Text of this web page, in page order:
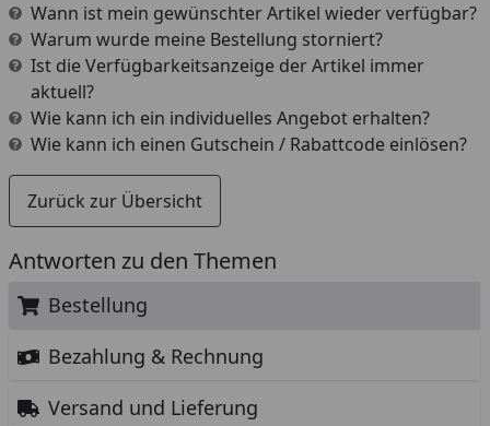
Antworten zu den Themen
Bestellung
Bezahlung & Rechnung
Versand und Lieferung
Wann ist mein gewünschter Artikel wieder verfügbar?
Warum wurde meine Bestellung storniert?
Ist die Verfügbarkeitsanzeige der Artikel immer
aktuell?
Wie kann ich ein individuelles Angebot erhalten?
Wie kann ich einen Gutschein / Rabattcode einlösen?
Zurück zur Übersicht